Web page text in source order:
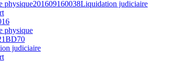
physique201609160038Liquidation judiciaire
physique
judiciaire